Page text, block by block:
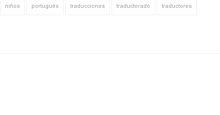
niños portugués traducciones traductorado traductores